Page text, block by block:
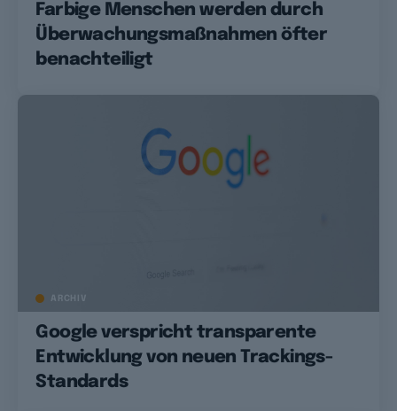
Farbige Menschen werden durch
Überwachungsmaßnahmen öfter
benachteiligt
ARCHIV
Google verspricht transparente
Entwicklung von neuen Trackings-
Standards